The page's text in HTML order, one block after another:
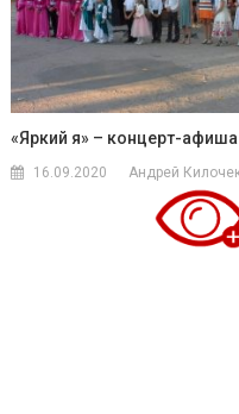
«Яркий я» – концерт-
16.09.2020 Андрей